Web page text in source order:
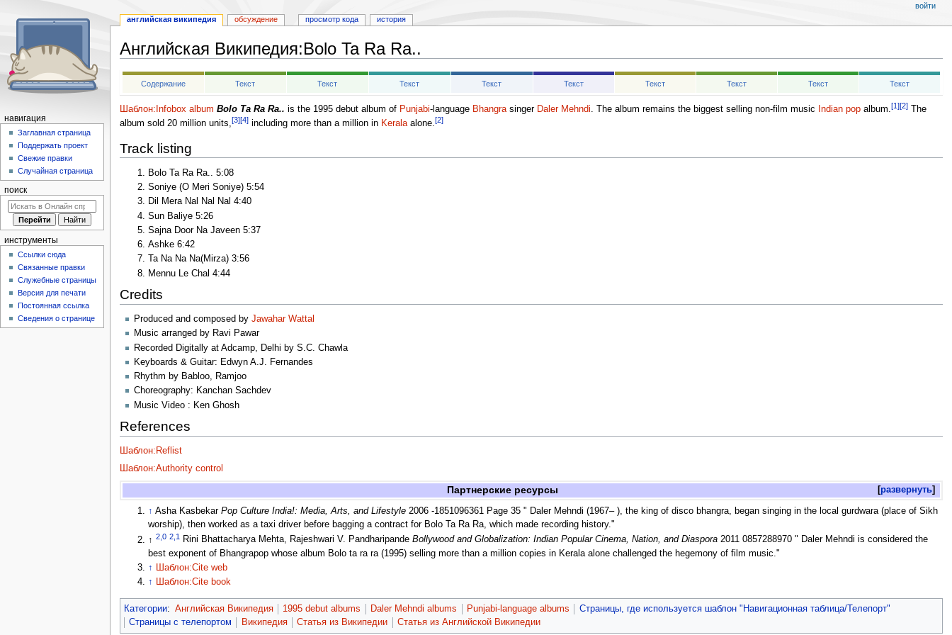
Английская Википедия:Bolo Ta Ra Ra..
Перейти
Перейти
Содержание Текст Текст Текст Текст Текст Текст Текст Текст Текст
Шаблон:Infobox album Bolo Ta Ra Ra.. is the 1995 debut album of Punjabi-language Bhangrasinger Daler Mehndi. The album remains the biggest selling non-film music Indian popalbum.[1][2]The
album sold 20 million units,[3][4]including more than a million in Keralaalone.[2]
Track listing
Bolo Ta Ra Ra.. 5:08
Soniye (O Meri Soniye) 5:54
Dil Mera Nal Nal Nal 4:40
Sun Baliye 5:26
Sajna Door Na Javeen 5:37
Ashke 6:42
Ta Na Na Na(Mirza) 3:56
Mennu Le Chal 4:44
Credits
Produced and composed by Jawahar Wattal
Music arranged by Ravi Pawar
Recorded Digitally at Adcamp, Delhi by S.C. Chawla
Keyboards & Guitar: Edwyn A.J. Fernandes
Rhythm by Babloo, Ramjoo
Choreography: Kanchan Sachdev
Music Video : Ken Ghosh
References
Шаблон:Reflist
Шаблон:Authority control
развернуть
Партнерские ресурсы
↑ Asha KasbekarPop Culture India!: Media, Arts, and Lifestyle 2006 -1851096361 Page 35 " Daler Mehndi (1967– ), the king of disco bhangra, began singing in the local gurdwara (place of Sikh
worship), then worked as a taxi driver before bagging a contract for Bolo Ta Ra Ra, which made recording history."
↑2,0 2,1 Rini Bhattacharya Mehta, Rajeshwari V. PandharipandeBollywood and Globalization: Indian Popular Cinema, Nation, and Diaspora 2011 0857288970 " Daler Mehndi is considered the
best exponent of Bhangrapop whose album Bolo ta ra ra (1995) selling more than a million copies in Kerala alone challenged the hegemony of film music."
↑ Шаблон:Cite web
↑ Шаблон:Cite book
Категории: Английская Википедия 1995 debut albums Daler Mehndi albums Punjabi-language albums
Страницы, где используется шаблон "Навигационная таблица/Телепорт"
Страницы с телепортом
Википедия Статья из Википедии Статья из Английской Википедии
английская википедия обсуждение просмотр кода история
войти
навигация
Заглавная страница
Поддержать проект
Свежие правки
Случайная страница
поиск
инструменты
Ссылки сюда
Связанные правки
Служебные страницы
Версия для печати
Постоянная ссылка
Сведения о странице